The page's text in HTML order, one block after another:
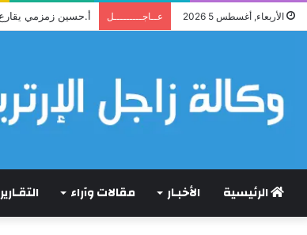
الأربعاء, أغسطس 5 2026 عــاجـــــــــل أ.حسين زمزمي
الرئيسية الأخبـار مقالات وآراء التقـارير